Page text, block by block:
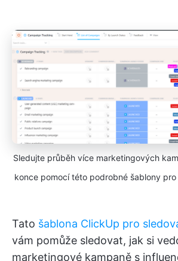
Sledujte průběh více marketingových
konce pomocí této podrobné šablony
Tato šablona ClickUp pro
vám pomůže sledovat, jak si
marketingové kampaně s